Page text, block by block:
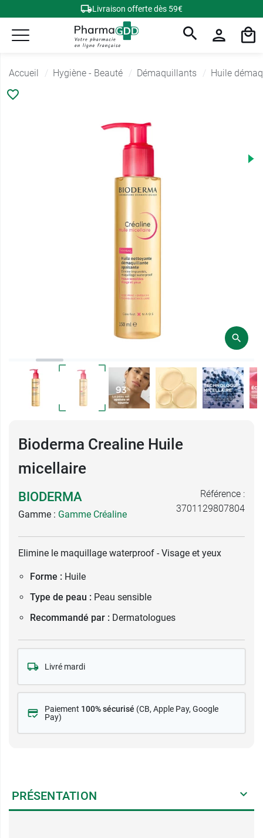
Livraison offerte dès 59€
Accueil Hygiène - Beauté Démaquillants Huile
Bioderma Crealine Huile
micellaire
BIODERMA
Gamme : Gamme Créaline
Référence :
3701129807804
Elimine le maquillage waterproof - Visage et yeux
Forme : Huile
Type de peau : Peau sensible
Recommandé par : Dermatologues
Livré mardi
Paiement 100% sécurisé (CB, Apple Pay, Google
Pay)
PRÉSENTATION